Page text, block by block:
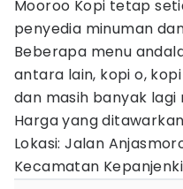
Mooroo Kopi tetap
penyedia minuman
Beberapa menu
antara lain, kopi o,
dan masih banyak lagi
Harga yang
Lokasi: Jalan
Kecamatan